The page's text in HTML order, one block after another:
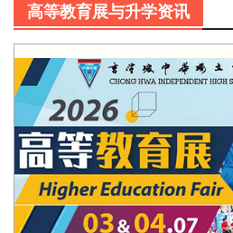
高等教育展与升学资讯